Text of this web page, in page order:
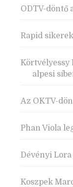
ODTV-döntő
Rapid sikerek
Körtvélyessy
alpesi
Az OKTV-
Phan Viola
Dévényi
Koszpek